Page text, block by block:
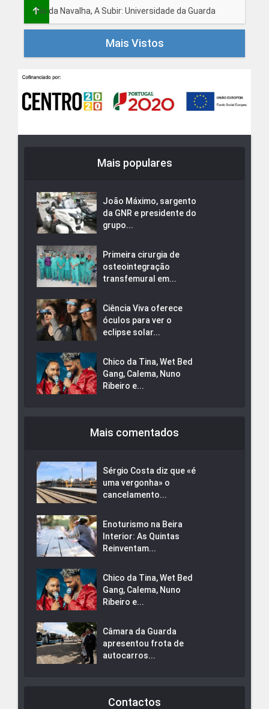
Fio da Navalha, A Subir: Universidade da Guarda
Mais Vistos
Mais populares
João Máximo, sargento
da GNR e presidente do
grupo...
Primeira cirurgia de
osteointegração
transfemural em...
Ciência Viva oferece
óculos para ver o
eclipse solar...
Chico da Tina, Wet Bed
Gang, Calema, Nuno
Ribeiro e...
Mais comentados
Sérgio Costa diz que «é
uma vergonha» o
cancelamento...
Enoturismo na Beira
Interior: As Quintas
Reinventam...
Chico da Tina, Wet Bed
Gang, Calema, Nuno
Ribeiro e...
Câmara da Guarda
apresentou frota de
autocarros...
Contactos